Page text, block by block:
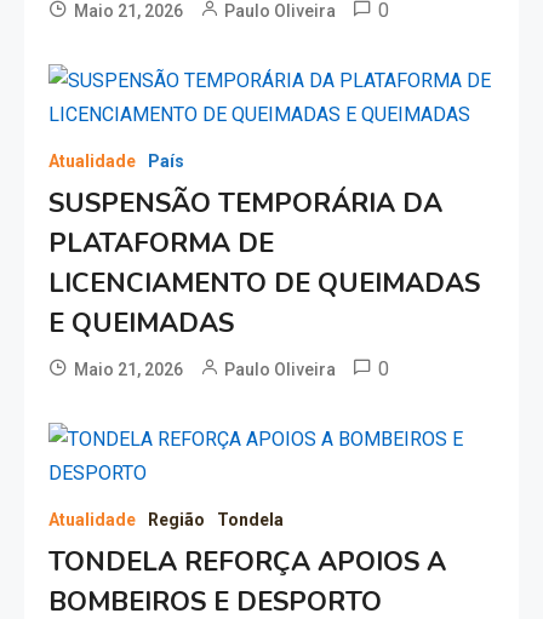
Maio 21, 2026 Paulo Oliveira 0
Atualidade País
SUSPENSÃO TEMPORÁRIA DA
PLATAFORMA DE
LICENCIAMENTO DE QUEIMADAS
E QUEIMADAS
Maio 21, 2026 Paulo Oliveira 0
Atualidade Região Tondela
TONDELA REFORÇA APOIOS A
BOMBEIROS E DESPORTO